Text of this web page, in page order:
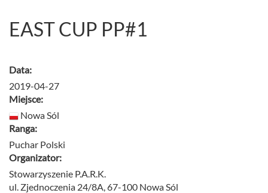
EAST CUP PP#1
Data:
2019-04-27
Miejsce:
Nowa Sól
Ranga:
Puchar Polski
Organizator:
Stowarzyszenie P.A.R.K.
ul. Zjednoczenia 24/8A, 67-100 Nowa Sól